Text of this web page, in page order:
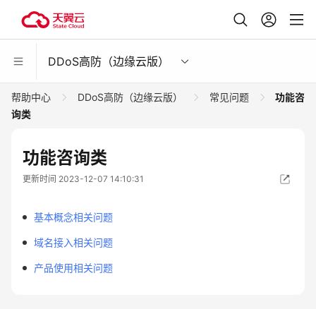
DDoS高防（边缘云版）
帮助中心 DDoS高防（边缘云版） 常见问题
功能咨
询类
功能咨询类
更新时间 2023-12-07 14:10:31
基本概念相关问题
域名接入相关问题
产品使用相关问题